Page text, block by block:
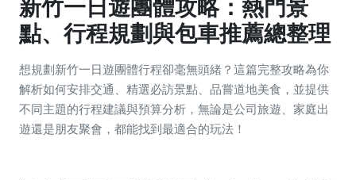
新竹一日遊團體攻略：熱門景
點、行程規劃與包車推薦總整理
想規劃新竹一日遊團體行程卻毫無頭緒？這篇完整攻略為你
解析如何安排交通、精選必訪景點、品嘗道地美食，並提供
不同主題的行程建議與預算分析，無論是公司旅遊、家庭出
遊還是朋友聚會，都能找到最適合的玩法！